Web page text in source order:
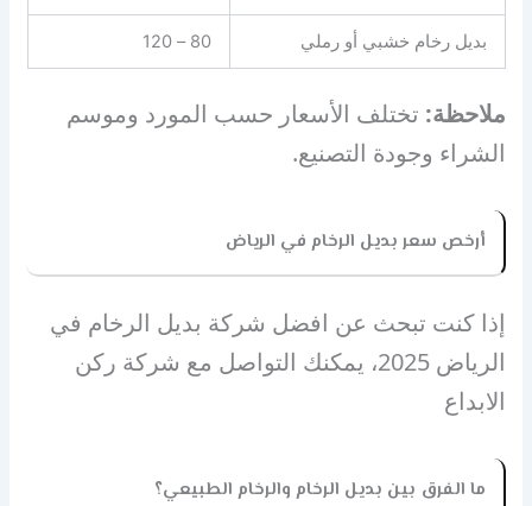
بديل رخام خشبي أو رملي 80 – 120
ملاحظة: تختلف الأسعار حسب المورد وموسم
الشراء وجودة التصنيع.
أرخص سعر بديل الرخام في الرياض
إذا كنت تبحث عن افضل شركة بديل الرخام في
الرياض 2025، يمكنك التواصل مع شركة ركن
الابداع
ما الفرق بين بديل الرخام والرخام الطبيعي؟